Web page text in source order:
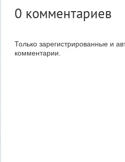
0 комментариев
Только зарегистрированные и
комментарии.